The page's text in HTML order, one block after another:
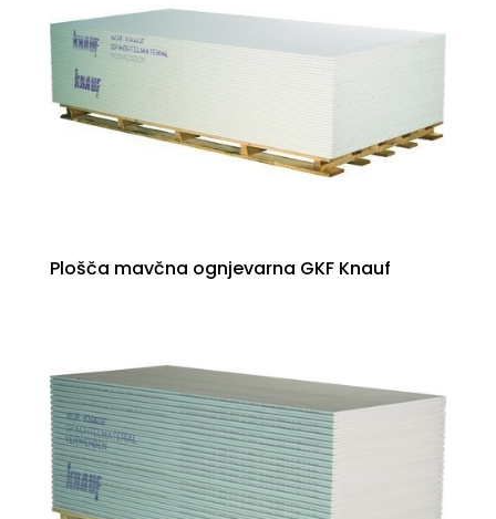
Plošča mavčna ognjevarna GKF Knauf